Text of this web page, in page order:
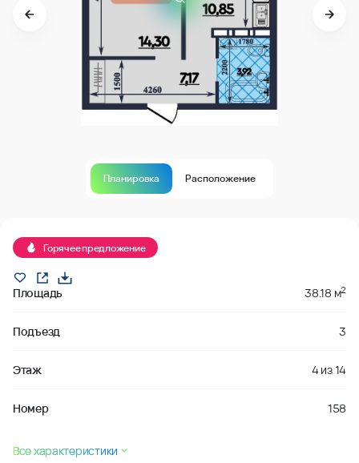
Планировка Расположение
Горячее предложение
Площадь 38.18 м2
Подъезд 3
Этаж 4 из14
Номер 158
Все характеристики